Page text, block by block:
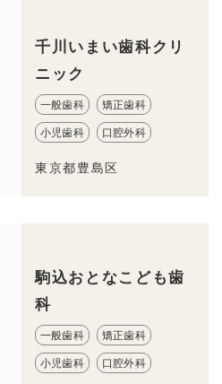
千川いまい歯科クリ
ニック
一般歯科 矯正歯科
小児歯科 口腔外科
東京都豊島区
駒込おとなこども歯
科
一般歯科 矯正歯科
小児歯科 口腔外科